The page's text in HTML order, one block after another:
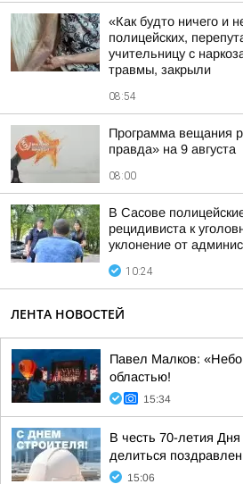
«Как будто ничего и
полицейских,
учительницу с
травмы, закрыли
08:54
Программа вещания
правда» на 9 августа
08:00
В Сасове
рецидивиста к
уклонение от
10:24
ЛЕНТА НОВОСТЕЙ
Павел Малков: «Небо
областью!
15:34
В честь 70-летия
делиться
15:06